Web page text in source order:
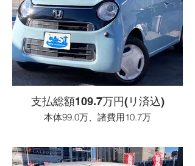
支払総額109.7万円(リ済込)
本体99.0万、諸費用10.7万